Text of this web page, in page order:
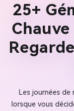
25+
Les journées
lorsque vous